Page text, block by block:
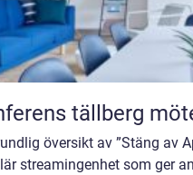
översikt av ”Stäng av
streamingenhet som ger